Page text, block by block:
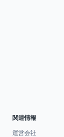
関連情報
運営会社